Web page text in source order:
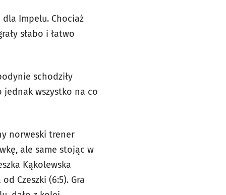
Impelu. Chociaż
słabo i łatwo
schodziły
jednak wszystko na co
norweski trener
ale same stojąc w
Kąkolewska
Czeszki (6:5). Gra